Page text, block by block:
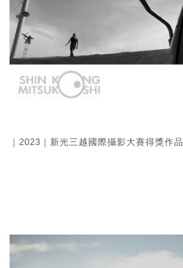
｜2023｜新光三越國際攝影大賽得獎作品